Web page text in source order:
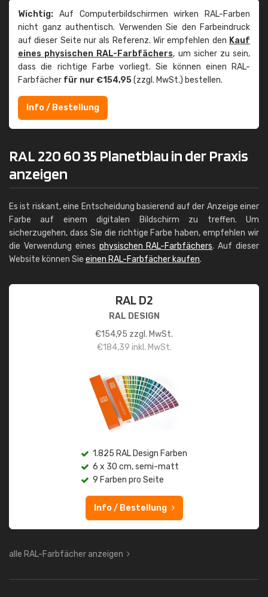
Wichtig: Auf Computerbildschirmen wirken RAL-Farben
nicht ganz authentisch. Verwenden Sie den Farbeindruck
auf dieser Seite nur als Referenz. Wir empfehlen den Kauf
eines physischen RAL-Farbfächers, um sicher zu sein,
dass die richtige Farbe vorliegt. Sie können einen RAL-
Farbfächer für nur €154,95(zzgl. MwSt.) bestellen.
Info / Bestellung
RAL 220 60 35 Planetblau in der Praxis
anzeigen
Es ist riskant, eine Entscheidung basierend auf der Anzeige einer
Farbe auf einem digitalen Bildschirm zu treffen. Um
sicherzugehen, dass Sie die richtige Farbe haben, empfehlen wir
die Verwendung eines physischen RAL-Farbfächers. Auf dieser
Website können Sie einen RAL-Farbfächer kaufen.
RAL D2
RAL DESIGN
€154,95 zzgl. MwSt.
€184,39 inkl. MwSt.
1.825 RAL Design Farben
6 x 30 cm, semi-matt
9 Farben pro Seite
Info / Bestellung
alle RAL-Farbfächer anzeigen